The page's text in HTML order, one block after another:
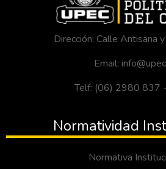
Dirección: Calle Antisana
Email:
Telf: (06) 2980 837
Normatividad
Normativa